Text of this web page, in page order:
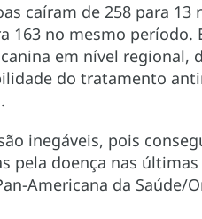
caíram de 258 para
163 no mesmo período.
em nível regional,
do tratamento
inegáveis, pois
pela doença nas últimas
Americana da Saúde/